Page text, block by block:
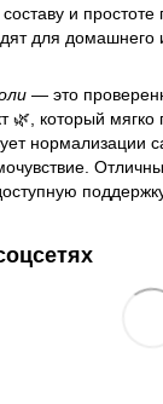
и
для домашнего
— это
🌿, который мягко
нормализации